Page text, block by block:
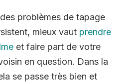
problèmes de tapage
mieux vaut prendre
et faire part de votre
en question. Dans la
se passe très bien et